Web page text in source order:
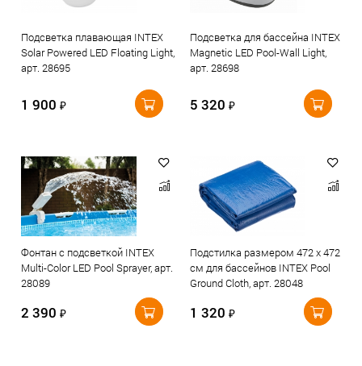
Подсветка плавающая INTEX
Solar Powered LED Floating Light,
арт. 28695
1 900 ₽
Подсветка для бассейна INTEX
Magnetic LED Pool-Wall Light,
арт. 28698
5 320 ₽
Фонтан с подсветкой INTEX
Multi-Color LED Pool Sprayer, арт.
28089
2 390 ₽
Подстилка размером 472 х 472
см для бассейнов INTEX Pool
Ground Cloth, арт. 28048
1 320 ₽